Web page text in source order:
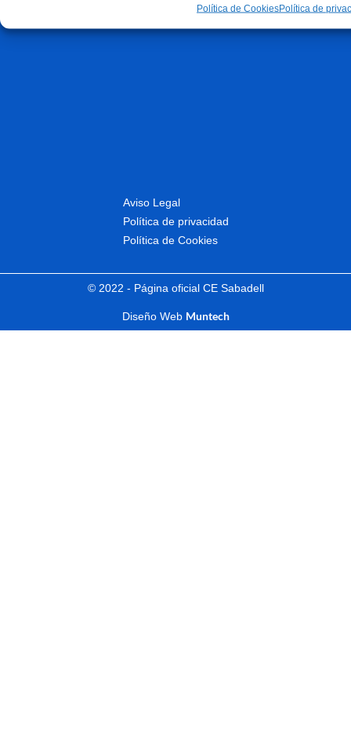
Política de CookiesPolítica de
Aviso Legal
Política de privacidad
Política de Cookies
© 2022 - Página oficial CE Sabadell
Diseño Web Muntech